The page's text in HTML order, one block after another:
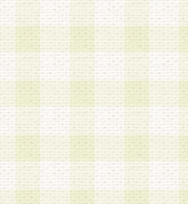
a.本サービスの実施ま
b.本サービスに係る
c.会員からの電話、
d.その他これらに付随
2.当社は、会員個人
会員情報を本人の承
人を識別できる情報
社は事前に会員本人